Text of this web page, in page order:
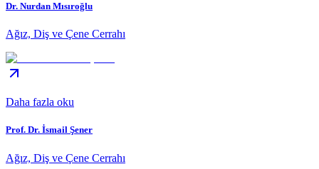
Dr. Nurdan Mısıroğlu
Ağız, Diş ve Çene Cerrahı
Daha fazla oku
Prof. Dr. İsmail Şener
Ağız, Diş ve Çene Cerrahı